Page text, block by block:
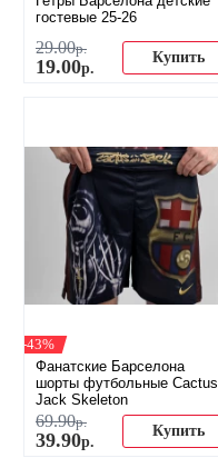
гостевые 25-26
29.00р.
19.00р.
Купить
-43%
Фанатские Барселона
шорты футбольные Cactus
Jack Skeleton
69.90р.
39.90р.
Купить